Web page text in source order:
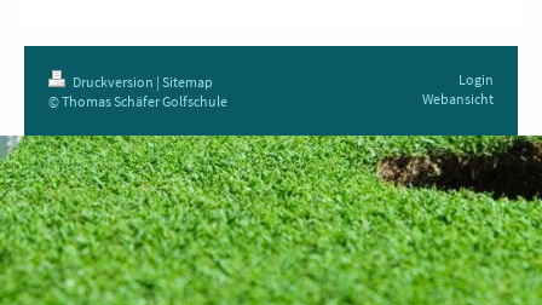
Druckversion | Sitemap
© Thomas Schäfer Golfschule
Login
Webansicht